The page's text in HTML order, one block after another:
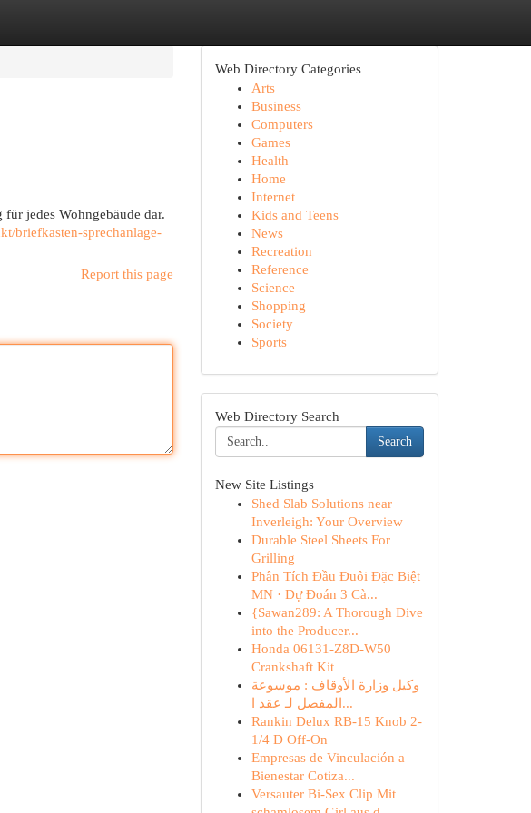
jedes Wohngebäude dar.
briefkasten-sprechanlage-
Report this page
Web Directory Categories
Arts
Business
Computers
Games
Health
Home
Internet
Kids and Teens
News
Recreation
Reference
Science
Shopping
Society
Sports
Web Directory Search
Search
New Site Listings
Shed Slab Solutions near
Inverleigh: Your Overview
Durable Steel Sheets For
Grilling
Phân Tích Đầu Đuôi Đặc Biệt
MN · Dự Đoán 3 Cà...
{Sawan289: A Thorough Dive
into the Producer...
Honda 06131-Z8D-W50
Crankshaft Kit
وكيل وزارة الأوقاف : موسوعة
المفصل لـ عقد ا...
Rankin Delux RB-15 Knob 2-
1/4 D Off-On
Empresas de Vinculación a
Bienestar Cotiza...
Versauter Bi-Sex Clip Mit